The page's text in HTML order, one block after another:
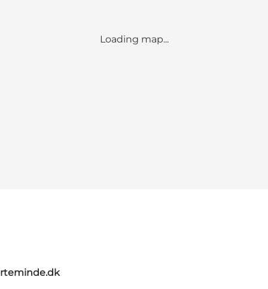
Loading map...